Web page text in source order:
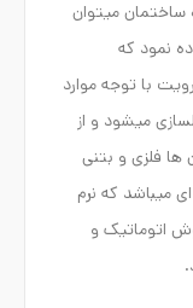
ساختمان میتوان
نمود که
با توجه موارد
میشود و از
ها فلزی و بتنی
میباشد که نرم
اتوماتیک و